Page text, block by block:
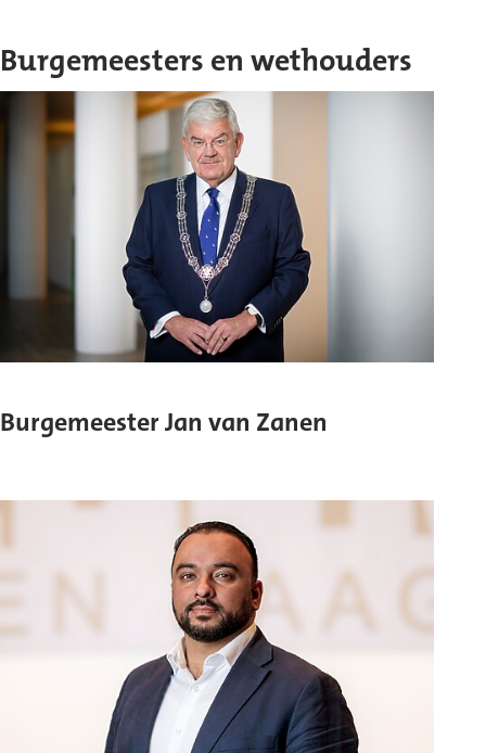
Burgemeesters en wethouders
Burgemeester Jan van Zanen